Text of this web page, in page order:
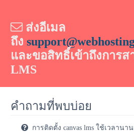
ส่งอีเมล
ถึง
และขอสิทธิ์เข้าถึงการส
LMS
คำถามที่พบบ่อย
การติดตั้ง canvas lms ใช้เวลานา